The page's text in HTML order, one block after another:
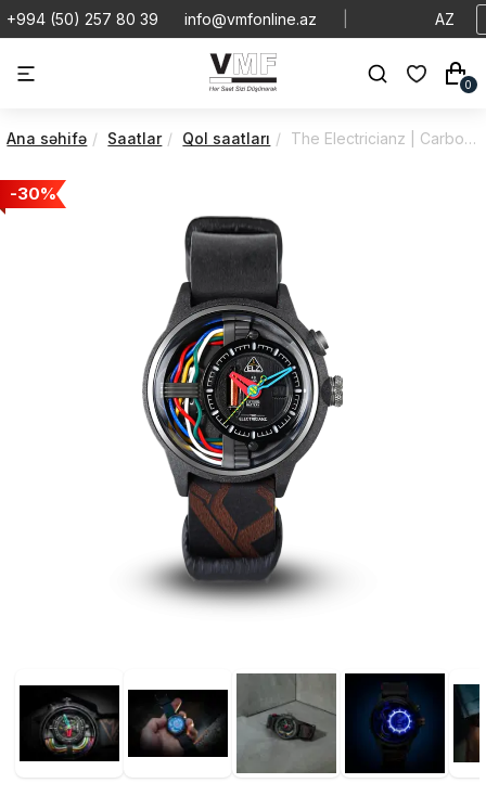
+994 (50) 257 80 39 info@vmfonline.az AZ
0
Ana səhifə Saatlar Qol saatları The Electricianz | Carbon Z | Quartz | ZZ-A1A/05-NLD
-30%